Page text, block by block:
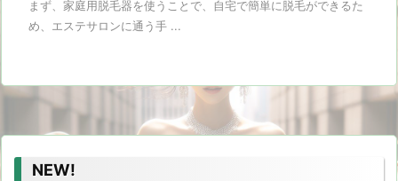
まず、家庭用脱毛器を使うことで、自宅で簡単に脱毛ができるた
め、エステサロンに通う手 ...
NEW!